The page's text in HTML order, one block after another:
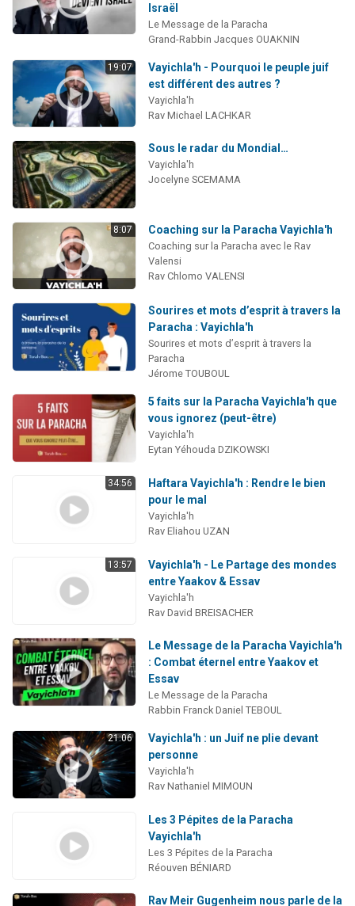
Israël
Le Message de la Paracha
Grand-Rabbin Jacques OUAKNIN
19:07
Vayichla'h - Pourquoi le peuple juif
est différent des autres ?
Vayichla'h
Rav Michael LACHKAR
Sous le radar du Mondial…
Vayichla'h
Jocelyne SCEMAMA
8:07 Coaching sur la Paracha Vayichla'h
Coaching sur la Paracha avec le Rav
Valensi
Rav Chlomo VALENSI
Sourires et mots d’esprit à travers la
Paracha : Vayichla'h
Sourires et mots d’esprit à travers la
Paracha
Jérome TOUBOUL
5 faits sur la Paracha Vayichla'h que
vous ignorez (peut-être)
Vayichla'h
Eytan Yéhouda DZIKOWSKI
34:56
Haftara Vayichla'h : Rendre le bien
pour le mal
Vayichla'h
Rav Eliahou UZAN
13:57
Vayichla'h - Le Partage des mondes
entre Yaakov & Essav
Vayichla'h
Rav David BREISACHER
Le Message de la Paracha Vayichla'h
: Combat éternel entre Yaakov et
Essav
Le Message de la Paracha
Rabbin Franck Daniel TEBOUL
21:06
Vayichla'h : un Juif ne plie devant
personne
Vayichla'h
Rav Nathaniel MIMOUN
Les 3 Pépites de la Paracha
Vayichla'h
Les 3 Pépites de la Paracha
Réouven BÉNIARD
Rav Meir Gugenheim nous parle de la